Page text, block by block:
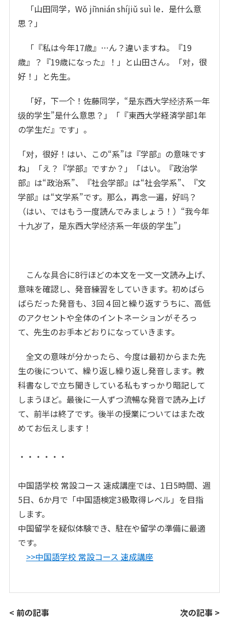
「山田同学，Wǒ jīnnián shíjiǔ suì le．是什么意
思？」
「『私は今年17歳』…ん？違いますね。『19
歳』？『19歳になった』！」と山田さん。「对，很
好！」と先生。
「好，下一个！佐藤同学，“是东西大学经济系一年
级的学生”是什么意思？」「『東西大学経済学部1年
の学生だ』です」。
「对，很好！はい、この“系”は『学部』の意味です
ね」「え？『学部』ですか？」「はい。『政治学
部』は“政治系”、『社会学部』は“社会学系”、『文
学部』は“文学系”です。那么，再念一遍，好吗？
（はい、ではもう一度読んでみましょう！）“我今年
十九岁了，是东西大学经济系一年级的学生”」
こんな具合に8行ほどの本文を一文一文読み上げ、
意味を確認し、発音練習をしていきます。初めばら
ばらだった発音も、3回４回と繰り返すうちに、高低
のアクセントや全体のイントネーションがそろっ
て、先生のお手本どおりになっていきます。
全文の意味が分かったら、今度は最初からまた先
生の後について、繰り返し繰り返し発音します。教
科書なしで立ち聞きしている私もすっかり暗記して
しまうほど。最後に一人ずつ流暢な発音で読み上げ
て、前半は終了です。後半の授業についてはまた改
めてお伝えします！
・・・・・・
中国語学校 常設コース 速成講座では、1日5時間、週
5日、6か月で「中国語検定3級取得レベル」を目指
します。
中国留学を疑似体験でき、駐在や留学の準備に最適
です。
>>中国語学校 常設コース 速成講座
< 前の記事 次の記事 >